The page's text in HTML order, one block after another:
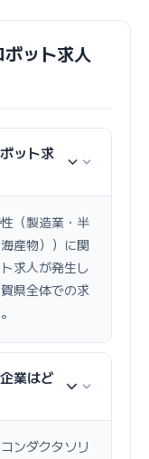
ット求人
ット求
（製造業・半
産物））に関
求人が発生し
県全体での求
業はど
ンダクタソリ